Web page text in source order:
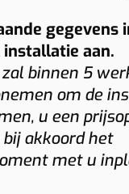
gegevens
aan.
binnen 5
om de
u een
akkoord het
met u